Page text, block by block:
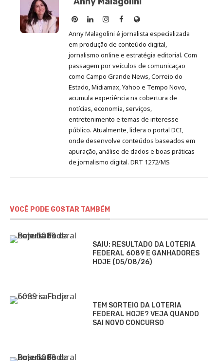
Anny
Malagolini
no
Pinterest
Anny
Malagolini
no
LinkedIn
Anny
Malagolini
no
Instagram
Anny
Malagolini
no
Facebook
Site
de
Anny
Malagolini
Anny Malagolini é jornalista especializada
em produção de conteúdo digital,
jornalismo online e estratégia editorial. Com
passagem por veículos de comunicação
como Campo Grande News, Correio do
Estado, Midiamax, Yahoo e Tempo Novo,
acumula experiência na cobertura de
notícias, economia, serviços,
entretenimento e temas de interesse
público. Atualmente, lidera o portal DCI,
onde desenvolve conteúdos baseados em
apuração, análise de dados e boas práticas
de jornalismo digital. DRT 1272/MS
VOCÊ PODE GOSTAR TAMBÉM
SAIU: RESULTADO DA LOTERIA
FEDERAL 6089 E GANHADORES
HOJE (05/08/26)
TEM SORTEIO DA LOTERIA
FEDERAL HOJE? VEJA QUANDO
SAI NOVO CONCURSO